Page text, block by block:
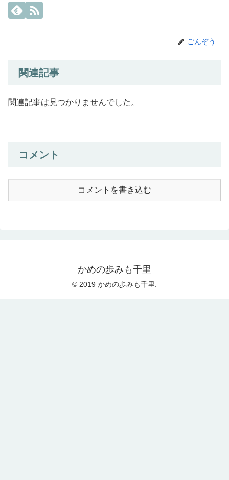
ごんぞう
関連記事
関連記事は見つかりませんでした。
コメント
コメントを書き込む
かめの歩みも千里
© 2019 かめの歩みも千里.